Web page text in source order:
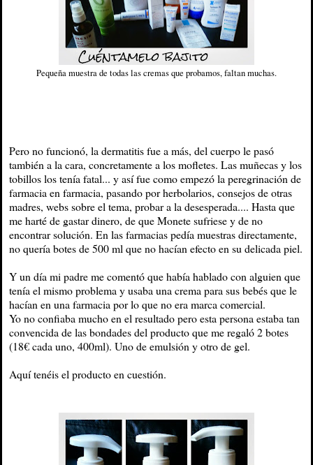
Pequeña muestra de todas las cremas que probamos, faltan muchas.
Pero no funcionó, la dermatitis fue a más, del cuerpo le pasó
también a la cara, concretamente a los mofletes. Las muñecas y los
tobillos los tenía fatal... y así fue como empezó la peregrinación de
farmacia en farmacia, pasando por herbolarios, consejos de otras
madres, webs sobre el tema, probar a la desesperada.... Hasta que
me harté de gastar dinero, de que Monete sufriese y de no
encontrar solución. En las farmacias pedía muestras directamente,
no quería botes de 500 ml que no hacían efecto en su delicada piel.
Y un día mi padre me comentó que había hablado con alguien que
tenía el mismo problema y usaba una crema para sus bebés que le
hacían en una farmacia por lo que no era marca comercial.
Yo no confiaba mucho en el resultado pero esta persona estaba tan
convencida de las bondades del producto que me regaló 2 botes
(18€ cada uno, 400ml). Uno de emulsión y otro de gel.
Aquí tenéis el producto en cuestión.